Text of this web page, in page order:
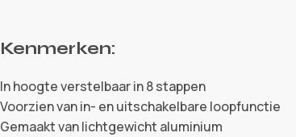
Kenmerken:
In hoogte verstelbaar in 8 stappen
Voorzien van in- en uitschakelbare loopfunctie
Gemaakt van lichtgewicht aluminium